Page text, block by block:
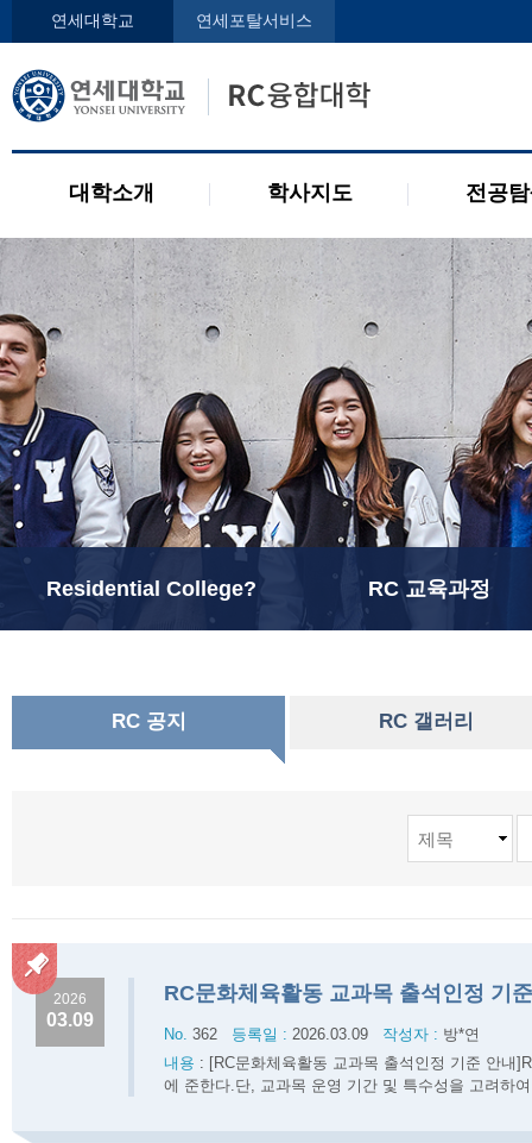
연세대학교 연세포탈서비스
대학소개 학사지도 전공
인사말
오시는 길
학사지도사
Residential College? RC 교육과정
RC 공지 RC 갤러리
2026
03.09
RC문화체육활동 교과목 출석인정 기
No. 362 등록일 : 2026.03.09 작성자 : 방*연
내용 : [RC문화체육활동 교과목 출석인정 기준 안내
에 준한다.단, 교과목 운영 기간 및 특수성을 고려하